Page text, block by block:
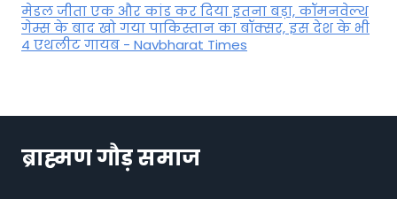
मेडल जीता एक और कांड कर दिया इतना बड़ा, कॉमनवेल्थ
गेम्स के बाद खो गया पाकिस्तान का बॉक्सर, इस देश के भी
4 एथलीट गायब - Navbharat Times
ब्राह्मण गौड़ समाज